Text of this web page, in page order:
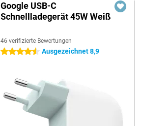
Google USB-C
Schnellladegerät 45W Weiß
46 verifizierte Bewertungen
4.5 Sterne Ausgezeichnet 8,9